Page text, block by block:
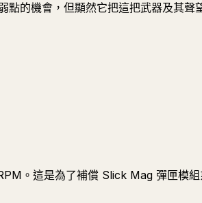
的機會，但顯然它把這把武器及其聲
。這是為了補償 Slick Mag 彈匣模組